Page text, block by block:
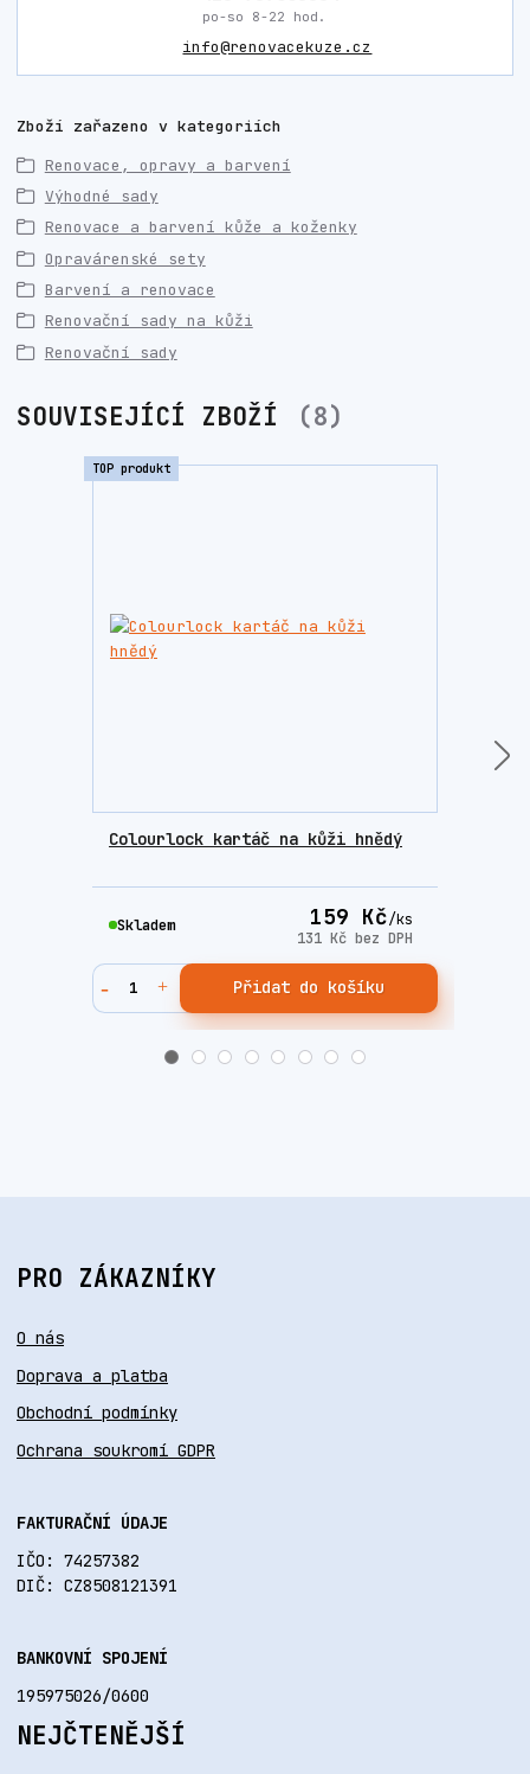
po-so 8-22 hod.
info@renovacekuze.cz
Zboží zařazeno v kategoriích
Renovace, opravy a barvení
Výhodné sady
Renovace a barvení kůže a koženky
Opravárenské sety
Barvení a renovace
Renovační sady na kůži
Renovační sady
SOUVISEJÍCÍ ZBOŽÍ 8
TOP produkt
Colourlock kartáč na kůži hnědý
159 Kč/ks
131 Kč bez DPH
Skladem
Přidat do košíku
PRO ZÁKAZNÍKY
O nás
Doprava a platba
Obchodní podmínky
Ochrana soukromí GDPR
FAKTURAČNÍ ÚDAJE
IČO: 74257382
DIČ: CZ8508121391
BANKOVNÍ SPOJENÍ
195975026/0600
NEJČTENĚJŠÍ